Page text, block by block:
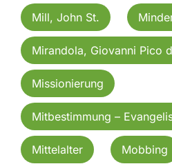
Mill, John St.
Mirandola, Giovanni Pico
Missionierung
Mitbestimmung –
Mittelalter Mobbing